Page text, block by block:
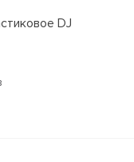
DJ